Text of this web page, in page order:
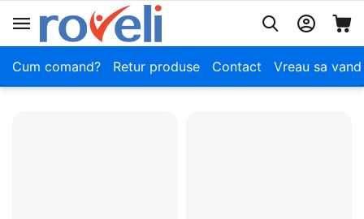
Cum comand? Retur produse Contact Vreau sa